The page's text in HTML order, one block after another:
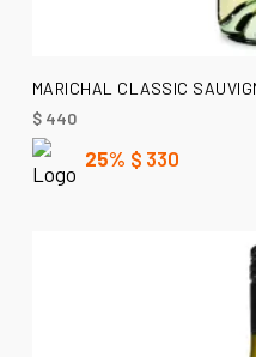
MARICHAL CLASSIC
$440
25% $ 330